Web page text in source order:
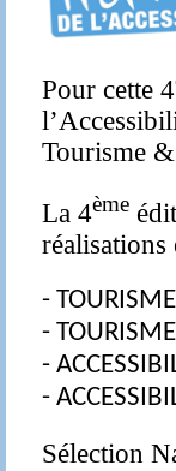
Pour cette 4
Tourisme
La 4ème
réalisations
-
-
-
-
Sélection